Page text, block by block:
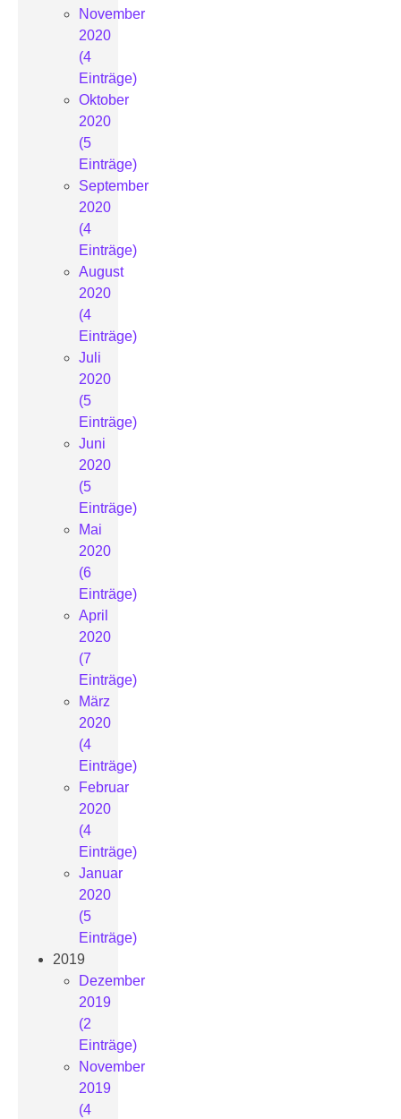
November
2020
(4
Einträge)
Oktober
2020
(5
Einträge)
September
2020
(4
Einträge)
August
2020
(4
Einträge)
Juli
2020
(5
Einträge)
Juni
2020
(5
Einträge)
Mai
2020
(6
Einträge)
April
2020
(7
Einträge)
März
2020
(4
Einträge)
Februar
2020
(4
Einträge)
Januar
2020
(5
Einträge)
2019
Dezember
2019
(2
Einträge)
November
2019
(4